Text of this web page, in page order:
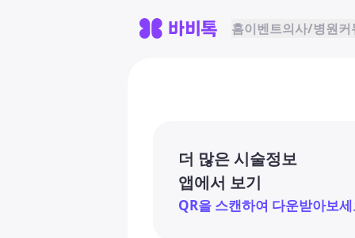
홈이벤트의사/병원커
더 많은 시술정보
앱에서 보기
QR을 스캔하여 다운받아보세